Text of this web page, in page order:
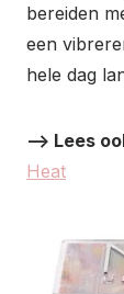
bereiden
een
hele dag
–> Lees
Heat